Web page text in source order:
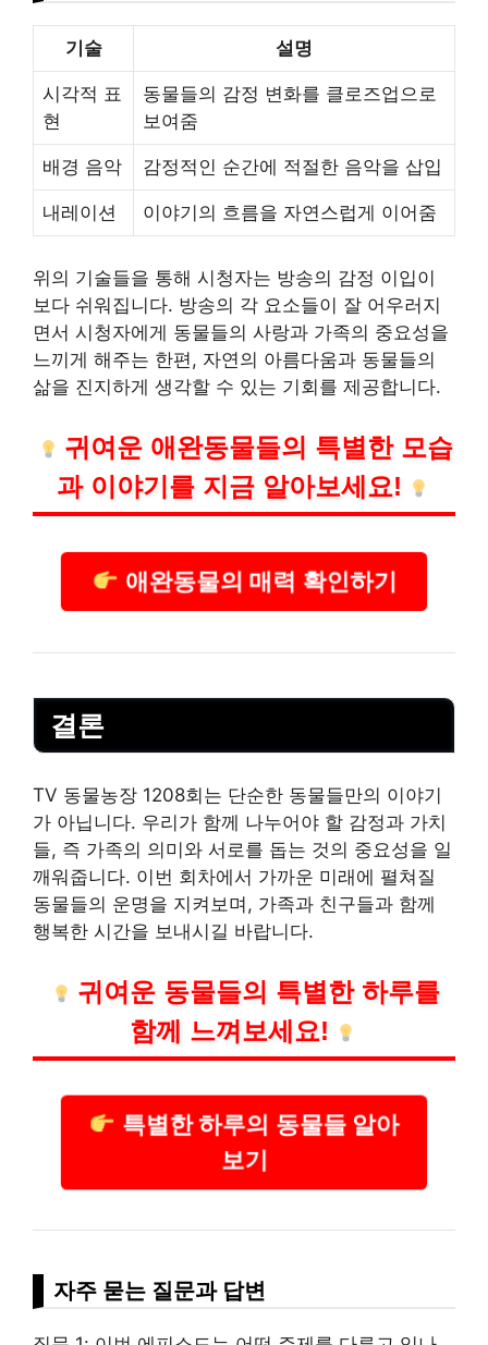
기술 설명
시각적 표
현
동물들의 감정 변화를 클로즈업으로
보여줌
배경 음악 감정적인 순간에 적절한 음악을 삽입
내레이션 이야기의 흐름을 자연스럽게 이어줌
위의 기술들을 통해 시청자는 방송의 감정 이입이
보다 쉬워집니다. 방송의 각 요소들이 잘 어우러지
면서 시청자에게 동물들의 사랑과 가족의 중요성을
느끼게 해주는 한편, 자연의 아름다움과 동물들의
삶을 진지하게 생각할 수 있는 기회를 제공합니다.
귀여운 애완동물들의 특별한 모습
과 이야기를 지금 알아보세요!
애완동물의 매력 확인하기
결론
TV 동물농장 1208회는 단순한 동물들만의 이야기
가 아닙니다. 우리가 함께 나누어야 할 감정과 가치
들, 즉 가족의 의미와 서로를 돕는 것의 중요성을 일
깨워줍니다. 이번 회차에서 가까운 미래에 펼쳐질
동물들의 운명을 지켜보며, 가족과 친구들과 함께
행복한 시간을 보내시길 바랍니다.
귀여운 동물들의 특별한 하루를
함께 느껴보세요!
특별한 하루의 동물들 알아
보기
자주 묻는 질문과 답변